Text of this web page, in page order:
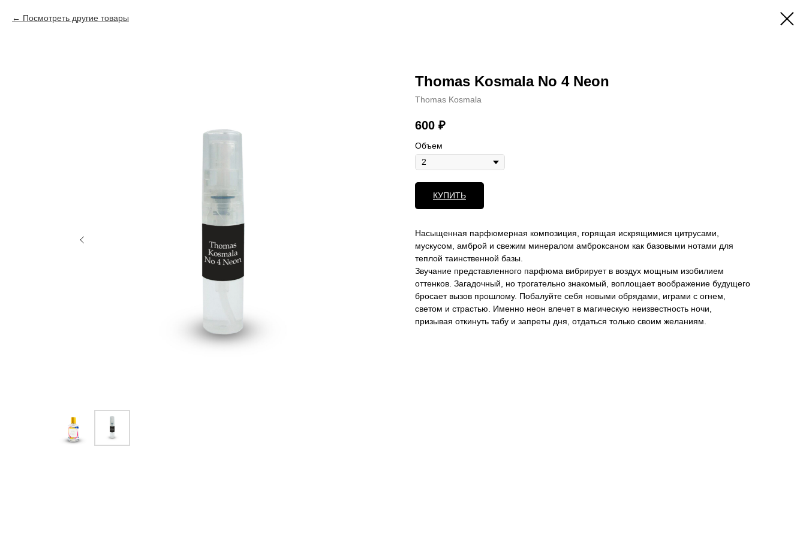
Посмотреть другие товары
Thomas Kosmala No 4 Neon
Thomas Kosmala
600 ₽
Объем
КУПИТЬ
Насыщенная парфюмерная композиция, горящая искрящимися цитрусами,
мускусом, амброй и свежим минералом амброксаном как базовыми нотами для
теплой таинственной базы.
Звучание представленного парфюма вибрирует в воздух мощным изобилием
оттенков. Загадочный, но трогательно знакомый, воплощает воображение будущего
бросает вызов прошлому. Побалуйте себя новыми обрядами, играми с огнем,
светом и страстью. Именно неон влечет в магическую неизвестность ночи,
призывая откинуть табу и запреты дня, отдаться только своим желаниям.